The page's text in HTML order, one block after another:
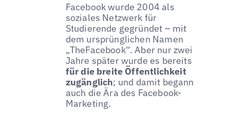
Facebook wurde 2004 als
soziales Netzwerk für
Studierende gegründet – mit
dem ursprünglichen Namen
„TheFacebook“. Aber nur zwei
Jahre später wurde es bereits
für die breite Öffentlichkeit
zugänglich; und damit begann
auch die Ära des Facebook-
Marketing.